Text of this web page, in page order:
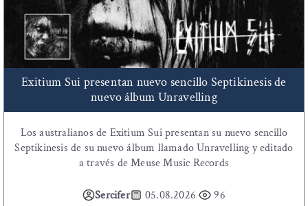
Exitium Sui presentan nuevo sencillo Septikinesis de
nuevo álbum Unravelling
Los australianos de Exitium Sui presentan su nuevo sencillo
Septikinesis de su nuevo álbum llamado Unravelling y editado
a través de Meuse Music Records
Sercifer 05.08.2026 96